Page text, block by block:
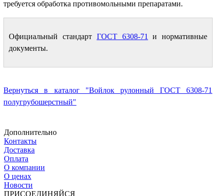
требуется обработка противомольными препаратами.
Официальный стандарт ГОСТ 6308-71
и нормативные
документы.
Вернуться в каталог "Войлок рулонный ГОСТ 6308-71
полугрубошерстный"
Дополнительно
Контакты
Доставка
Оплата
О компании
О ценах
Новости
ПРИСОЕДИНЯЙСЯ